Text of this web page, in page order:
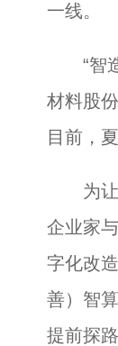
一线。
“智造
材料股
目前，
为让本
企业家
字化改
善）智
提前探